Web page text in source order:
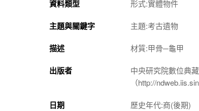
資料類型 形式:實體物件
主題與關鍵字 主題:考古遺物
描述 材質:甲骨─龜甲
出版者
中央研究院數位典
（http://
日期 歷史年代:商(後期)